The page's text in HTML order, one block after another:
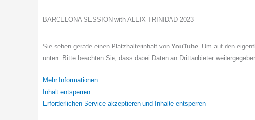
BARCELONA SESSION with ALEIX TRINIDAD 2023
Sie sehen gerade einen Platzhalterinhalt von YouTube . Um auf den
unten. Bitte beachten Sie, dass dabei Daten an Drittanbieter
Mehr Informationen
Inhalt entsperren
Erforderlichen Service akzeptieren und Inhalte entsperren